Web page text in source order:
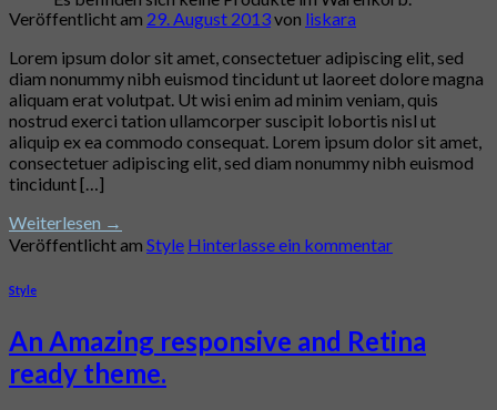
Veröffentlicht am 29. August 2013von liskara
Lorem ipsum dolor sit amet, consectetuer adipiscing elit, sed
diam nonummy nibh euismod tincidunt ut laoreet dolore magna
aliquam erat volutpat. Ut wisi enim ad minim veniam, quis
nostrud exerci tation ullamcorper suscipit lobortis nisl ut
aliquip ex ea commodo consequat. Lorem ipsum dolor sit amet,
consectetuer adipiscing elit, sed diam nonummy nibh euismod
tincidunt […]
Weiterlesen →
Veröffentlicht am Style Hinterlasse ein kommentar
Style
An Amazing responsive and Retina
ready theme.